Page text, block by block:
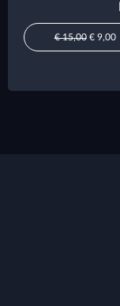
€ 15,00€ 9,00